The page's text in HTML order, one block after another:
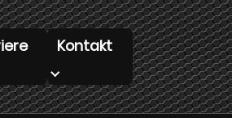
for "Karriere"
Kontakt
Submenu for "Kontakt"